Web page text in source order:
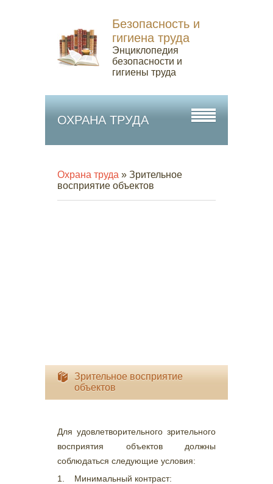
Безопасность и
гигиена труда
Энциклопедия
безопасности и
гигиены труда
ОХРАНА ТРУДА
Охрана труда » Зрительное
восприятие объектов
Зрительное восприятие
объектов
Для удовлетворительного зрительного
восприятия объектов должны
соблюдаться следующие условия:
1. Минимальный контраст: